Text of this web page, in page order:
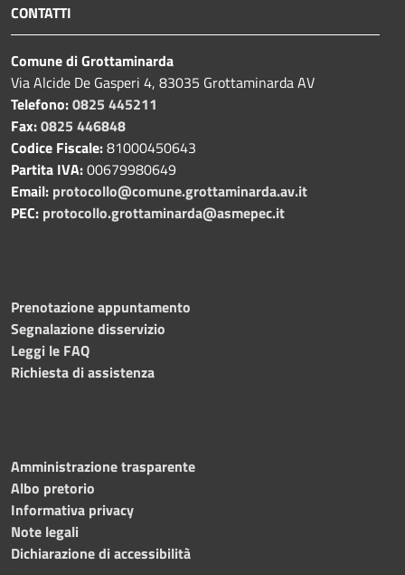
CONTATTI
Comune di Grottaminarda
Via Alcide De Gasperi 4, 83035 Grottaminarda AV
Telefono:0825 445211
Fax:0825 446848
Codice Fiscale:81000450643
Partita IVA:00679980649
Email: protocollo@comune.grottaminarda.av.it
PEC: protocollo.grottaminarda@asmepec.it
Prenotazione appuntamento
Segnalazione disservizio
Leggi le FAQ
Richiesta di assistenza
Amministrazione trasparente
Albo pretorio
Informativa privacy
Note legali
Dichiarazione di accessibilità